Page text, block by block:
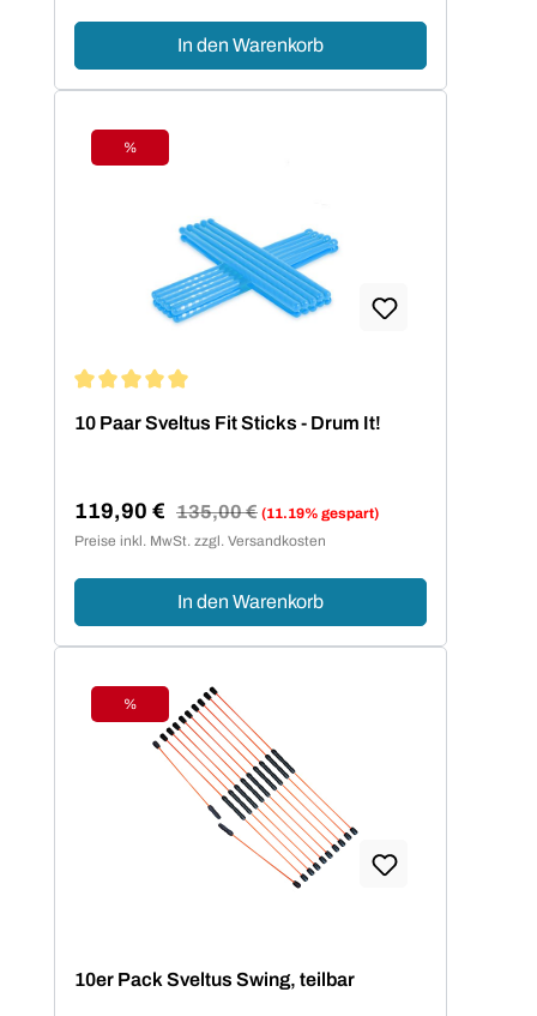
In den Warenkorb
Rabatt
%
10 Paar Sveltus Fit Sticks - Drum It!
Verkaufspreis:
119,90 € Regulärer Preis:
135,00 € (11.19% gespart)
Preise inkl. MwSt. zzgl. Versandkosten
In den Warenkorb
Rabatt
%
10er Pack Sveltus Swing, teilbar